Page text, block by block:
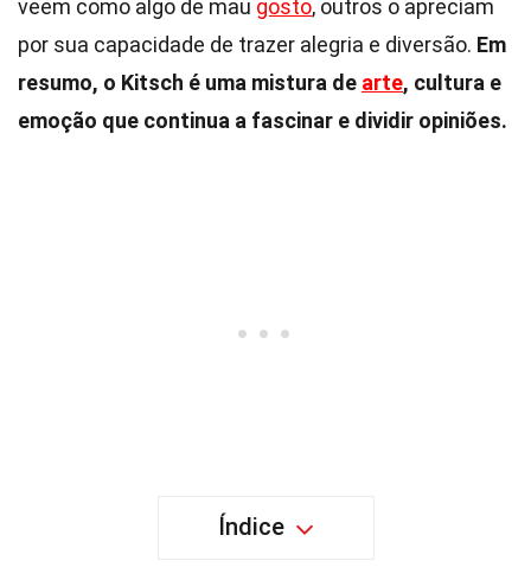
veem como algo de mau gosto, outros o apreciam
por sua capacidade de trazer alegria e diversão. Em
resumo, o Kitsch é uma mistura de arte, cultura e
emoção que continua a fascinar e dividir opiniões.
Índice